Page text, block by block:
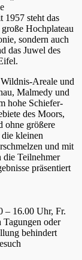
1957 steht das
Hochplateau
sondern auch
das Juwel des
Areale und
Malmedy und
hohe Schiefer-
des Moors,
ohne größere
kleinen
und mit
die Teilnehmer
präsentiert
– 16.00 Uhr, Fr.
oder
behindert